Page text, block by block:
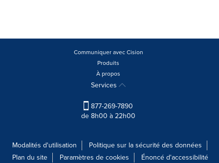
Communiquer avec Cision
Produits
À propos
Services
877-269-7890
de 8h00 à 22h00
Modalités d'utilisation
Politique sur la sécurité des données
Plan du site
Paramètres de cookies Énoncé d'accessibilité